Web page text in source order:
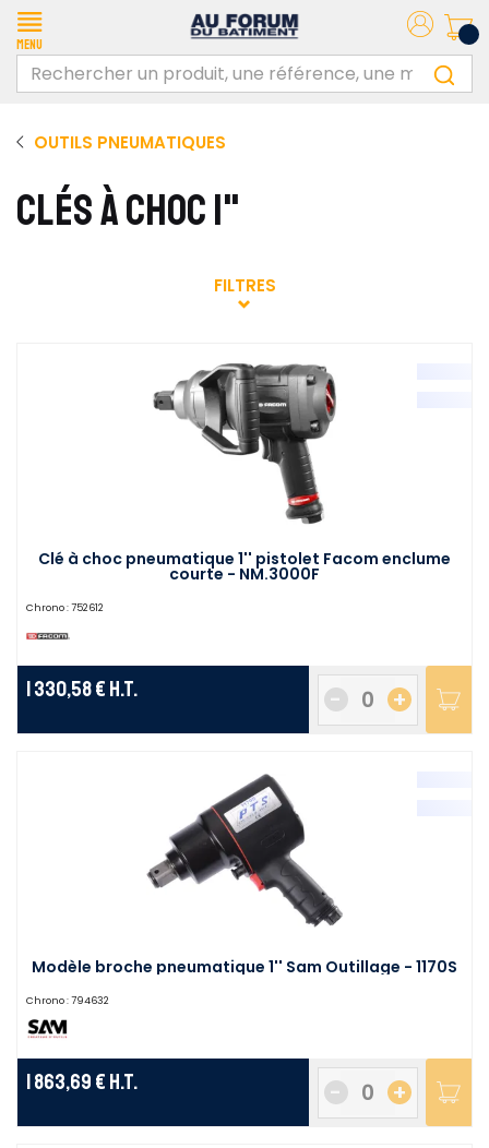
Menu
OUTILS PNEUMATIQUES
CLÉS À CHOC 1"
FILTRES
Clé à choc pneumatique 1'' pistolet Facom enclume
courte - NM.3000F
Chrono : 752612
1 330,58 € H.T. +
-
Modèle broche pneumatique 1'' Sam Outillage - 1170S
Chrono : 794632
1 863,69 € H.T. +
-